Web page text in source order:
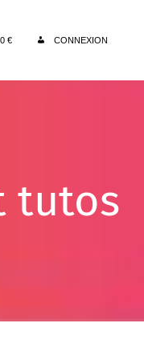
€ CONNEXION
tutos